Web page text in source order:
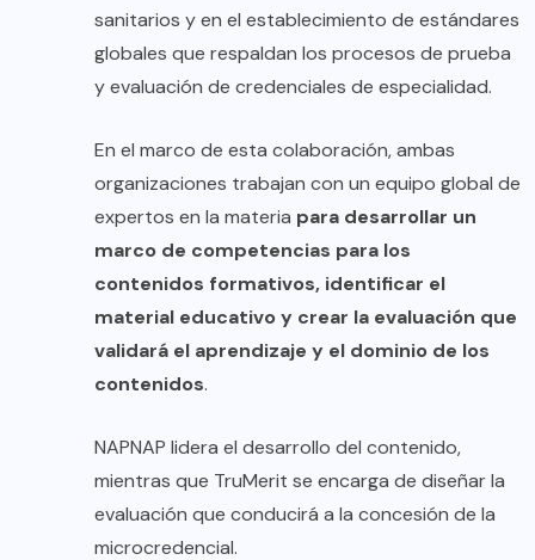
sanitarios y en el establecimiento de estándares
globales que respaldan los procesos de prueba
y evaluación de credenciales de especialidad.
En el marco de esta colaboración, ambas
organizaciones trabajan con un equipo global de
expertos en la materia para desarrollar un
marco de competencias para los
contenidos formativos, identificar el
material educativo y crear la evaluación que
validará el aprendizaje y el dominio de los
contenidos.
NAPNAP lidera el desarrollo del contenido,
mientras que TruMerit se encarga de diseñar la
evaluación que conducirá a la concesión de la
microcredencial.